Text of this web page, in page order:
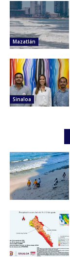
Mazatlán
Sinaloa